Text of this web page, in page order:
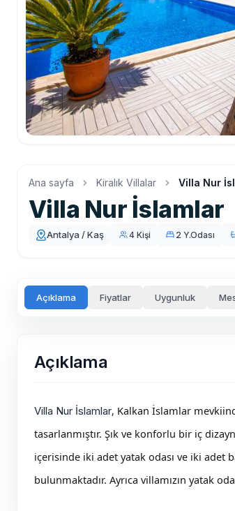
Ana sayfa Kiralık Villalar Villa Nur
Villa Nur İslamlar
Antalya / Kaş 4 Kişi 2 Y.Odası
Açıklama Fiyatlar Uygunluk
Açıklama
Villa Nur İslamlar, Kalkan İslamlar
tasarlanmıştır. Şık ve konforlu bir iç
içerisinde iki adet yatak odası ve iki
bulunmaktadır. Ayrıca villamızın yatak